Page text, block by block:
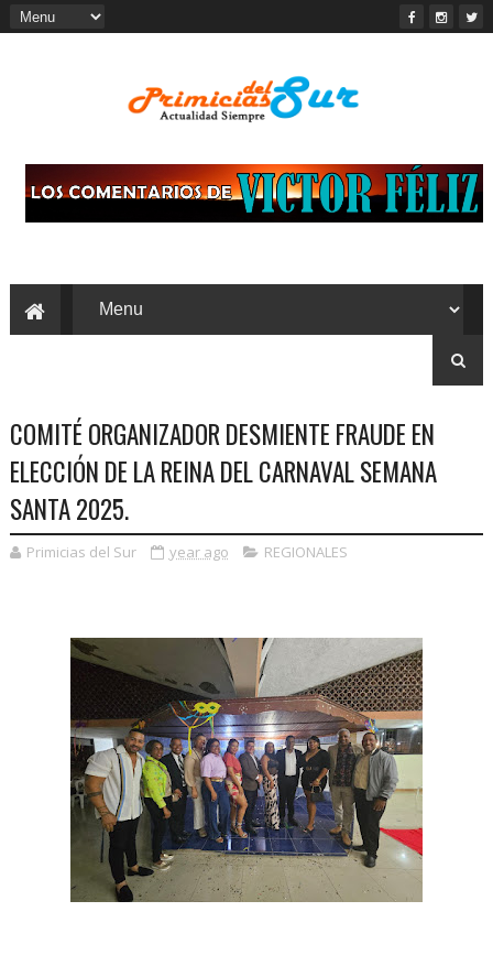
COMITÉ ORGANIZADOR DESMIENTE FRAUDE EN
ELECCIÓN DE LA REINA DEL CARNAVAL SEMANA
SANTA 2025.
Primicias del Sur year ago REGIONALES